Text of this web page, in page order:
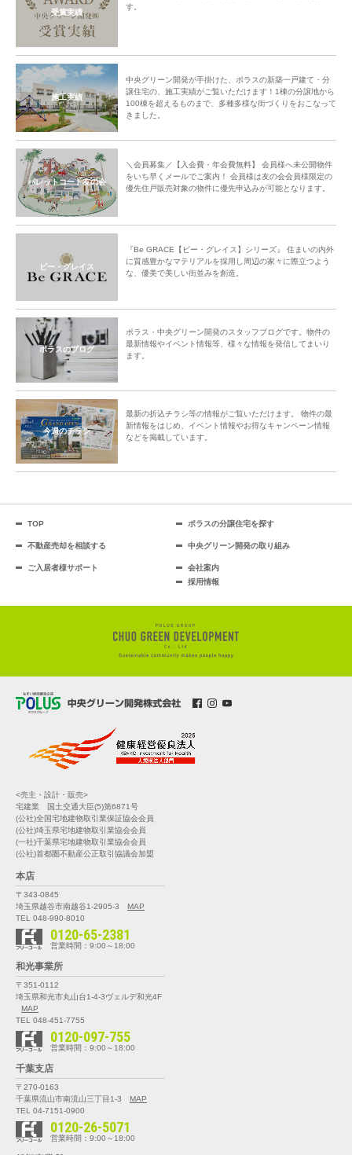
受賞実績
す。
施工実績
中央グリーン開発が手掛けた、ポラスの新築一戸建て・分
譲住宅の、施工実績がご覧いただけます！1棟の分譲地から
100棟を超えるものまで、多種多様な街づくりをおこなって
きました。
パレットコート友の会
＼会員募集／【入会費・年会費無料】 会員様へ未公開物件
をいち早くメールでご案内！ 会員様は友の会会員様限定の
優先住戸販売対象の物件に優先申込みが可能となります。
ビー・グレイス
『Be GRACE【ビー・グレイス】シリーズ』 住まいの内外
に質感豊かなマテリアルを採用し周辺の家々に際立つよう
な、優美で美しい街並みを創造。
ポラスのブログ
ポラス・中央グリーン開発のスタッフブログです。物件の
最新情報やイベント情報等、様々な情報を発信してまいり
ます。
今週のチラシ
最新の折込チラシ等の情報がご覧いただけます。 物件の最
新情報をはじめ、イベント情報やお得なキャンペーン情報
などを掲載しています。
TOP ポラスの分譲住宅を探す
不動産売却を相談する 中央グリーン開発の取り組み
ご入居者様サポート
会社案内
採用情報
<売主・設計・販売>
宅建業 国土交通大臣(5)第6871号
(公社)全国宅地建物取引業保証協会会員
(公社)埼玉県宅地建物取引業協会会員
(一社)千葉県宅地建物取引業協会会員
(公社)首都圏不動産公正取引協議会加盟
本店
〒343-0845
埼玉県越谷市南越谷1-2905-3
MAP
TEL 048-990-8010
0120-65-2381
営業時間：9:00～18:00
和光事業所
〒351-0112
埼玉県和光市丸山台1-4-3ヴェルデ和光4F
MAP
TEL 048-451-7755
0120-097-755
営業時間：9:00～18:00
千葉支店
〒270-0163
千葉県流山市南流山三丁目1-3
MAP
TEL 04-7151-0900
0120-26-5071
営業時間：9:00～18:00